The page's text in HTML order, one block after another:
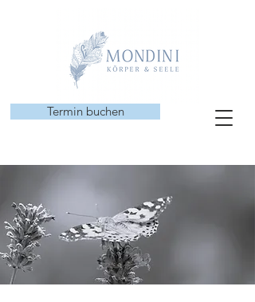
Termin buchen